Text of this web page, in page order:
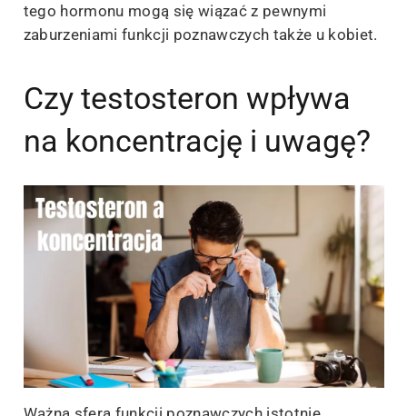
tego hormonu mogą się wiązać z pewnymi
zaburzeniami funkcji poznawczych także u kobiet.
Czy testosteron wpływa
na koncentrację i uwagę?